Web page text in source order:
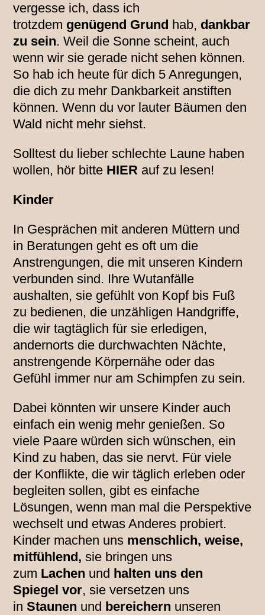
vergesse ich, dass ich
trotzdem genügend Grund hab, dankbar
zu sein. Weil die Sonne scheint, auch
wenn wir sie gerade nicht sehen können.
So hab ich heute für dich 5 Anregungen,
die dich zu mehr Dankbarkeit anstiften
können. Wenn du vor lauter Bäumen den
Wald nicht mehr siehst.
Solltest du lieber schlechte Laune haben
wollen, hör bitte HIER auf zu lesen!
Kinder
In Gesprächen mit anderen Müttern und
in Beratungen geht es oft um die
Anstrengungen, die mit unseren Kindern
verbunden sind. Ihre Wutanfälle
aushalten, sie gefühlt von Kopf bis Fuß
zu bedienen, die unzähligen Handgriffe,
die wir tagtäglich für sie erledigen,
andernorts die durchwachten Nächte,
anstrengende Körpernähe oder das
Gefühl immer nur am Schimpfen zu sein.
Dabei könnten wir unsere Kinder auch
einfach ein wenig mehr genießen. So
viele Paare würden sich wünschen, ein
Kind zu haben, das sie nervt. Für viele
der Konflikte, die wir täglich erleben oder
begleiten sollen, gibt es einfache
Lösungen, wenn man mal die Perspektive
wechselt und etwas Anderes probiert.
Kinder machen uns menschlich, weise,
mitfühlend, sie bringen uns
zum Lachen und halten uns den
Spiegel vor, sie versetzen uns
inStaunen und bereichern unseren